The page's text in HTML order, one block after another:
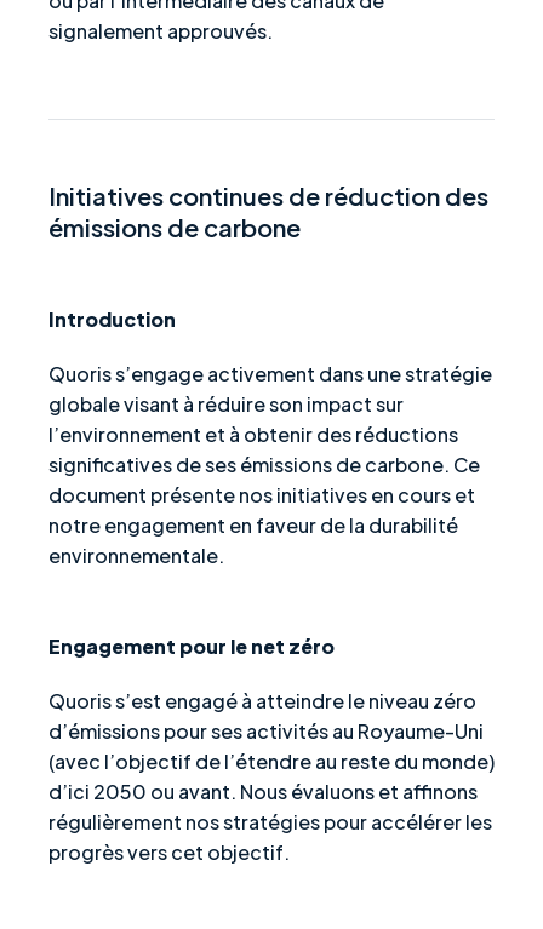
signalement approuvés.
Initiatives continues de réduction des
émissions de carbone
Introduction
Quoris s’engage activement dans une stratégie
globale visant à réduire son impact sur
l’environnement et à obtenir des réductions
significatives de ses émissions de carbone. Ce
document présente nos initiatives en cours et
notre engagement en faveur de la durabilité
environnementale.
Engagement pour le net zéro
Quoris s’est engagé à atteindre le niveau zéro
d’émissions pour ses activités au Royaume-Uni
(avec l’objectif de l’étendre au reste du monde)
d’ici 2050 ou avant. Nous évaluons et affinons
régulièrement nos stratégies pour accélérer les
progrès vers cet objectif.